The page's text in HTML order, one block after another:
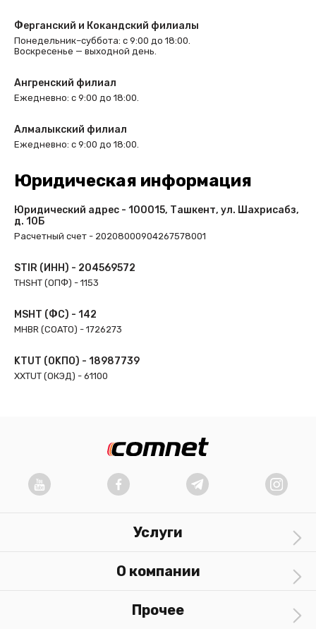
Ферганский и Кокандский филиалы
Понедельник–суббота: с 9:00 до 18:00.
Воскресенье — выходной день.
Ангренский филиал
Ежедневно: с 9:00 до 18:00.
Алмалыкский филиал
Ежедневно: с 9:00 до 18:00.
Юридическая информация
Юридический адрес - 100015, Ташкент, ул. Шахрисабз,
д. 10Б
Расчетный счет - 20208000904267578001
STIR (ИНН) - 204569572
THSHT (ОПФ) - 1153
MSHT (ФС) - 142
MHBR (COATO) - 1726273
KTUT (OKПО) - 18987739
XXTUT (ОКЭД) - 61100
Услуги
О компании
Прочее